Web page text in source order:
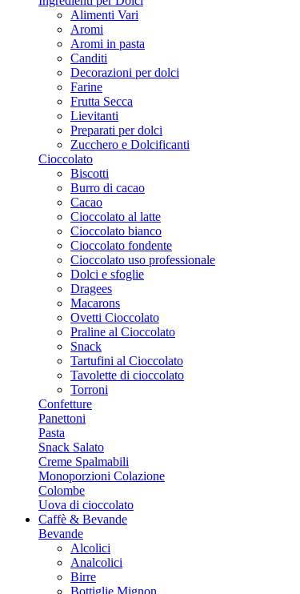
Alimenti Vari
Aromi
Aromi in pasta
Canditi
Decorazioni per dolci
Farine
Frutta Secca
Lievitanti
Preparati per dolci
Zucchero e Dolcificanti
Cioccolato
Biscotti
Burro di cacao
Cacao
Cioccolato al latte
Cioccolato bianco
Cioccolato fondente
Cioccolato uso professionale
Dolci e sfoglie
Dragees
Macarons
Ovetti Cioccolato
Praline al Cioccolato
Snack
Tartufini al Cioccolato
Tavolette di cioccolato
Torroni
Confetture
Panettoni
Pasta
Snack Salato
Creme Spalmabili
Monoporzioni Colazione
Colombe
Uova di cioccolato
Caffè & Bevande
Bevande
Alcolici
Analcolici
Birre
Bottiglie Mignon